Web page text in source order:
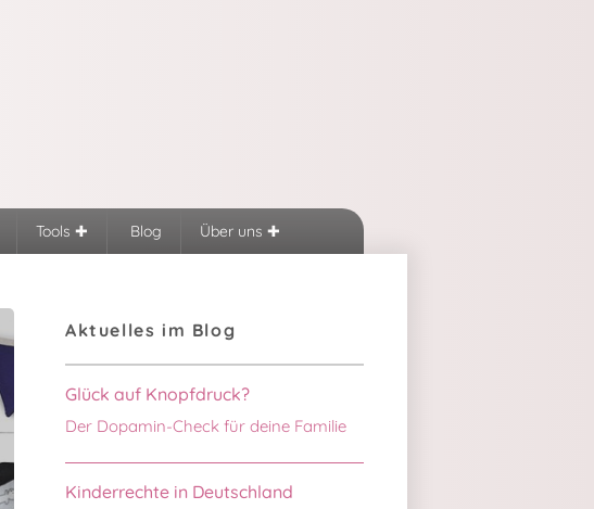
Tools Blog Über uns
Aktuelles im Blog
Glück auf Knopfdruck?
Der Dopamin-Check für deine Familie
Kinderrechte in Deutschland